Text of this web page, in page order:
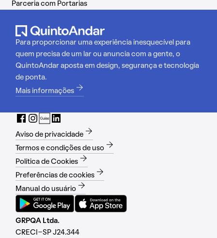
Parceria com Portarias
Para proporcionar uma experiência inesquecível para
quem precisa de um lar ou anuncia com a gente, o
QuintoAndar aposta em design, segurança e tecnologia
de ponta.
Mais informações
Aviso de privacidade
Termos e condições de uso
Política de Cookies
Preferências de cookies
Manual do usuário
GRPQA Ltda.
CRECI-SP J24.344